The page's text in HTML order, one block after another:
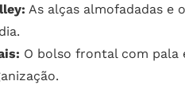
As alças almofadadas
O bolso frontal com pala